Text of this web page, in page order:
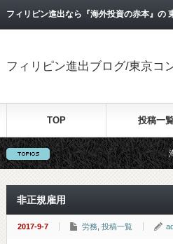
フィリピン進出なら『海外投資の赤本』の
フィリピン進出ブログ/東京コ
TOP 投稿一
海外の最新ビ
非正規雇用
2017-9-7 労務 投稿一覧